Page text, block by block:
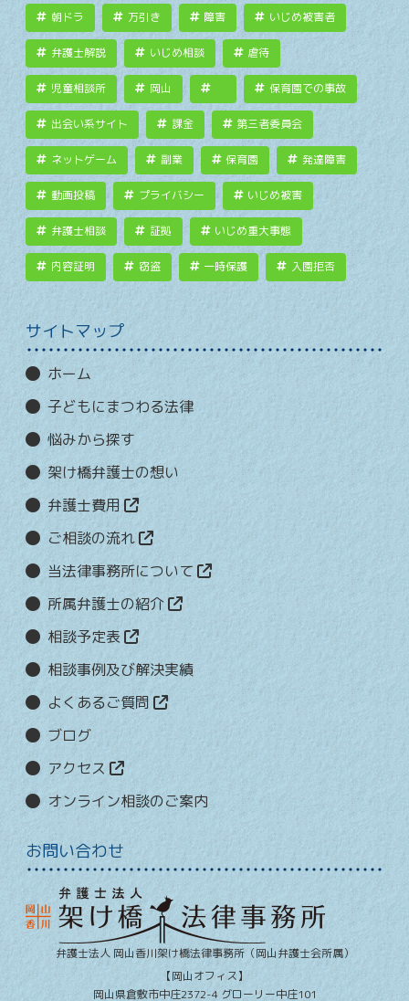
朝ドラ 万引き 障害 いじめ被害者
弁護士解説 いじめ相談 虐待
児童相談所 岡山 保育園での事故
出会い系サイト 課金 第三者委員会
ネットゲーム 副業 保育園 発達障害
動画投稿 プライバシー いじめ被害
弁護士相談 証拠 いじめ重大事態
内容証明 窃盗 一時保護 入園拒否
サイトマップ
ホーム
子どもにまつわる法律
悩みから探す
架け橋弁護士の想い
弁護士費用
ご相談の流れ
当法律事務所について
所属弁護士の紹介
相談予定表
相談事例及び解決実績
よくあるご質問
ブログ
アクセス
オンライン相談のご案内
お問い合わせ
弁護士法人 岡山香川架け橋法律事務所（岡山弁護士会所属）
【岡山オフィス】
岡山県倉敷市中庄2372-4 グローリー中庄101